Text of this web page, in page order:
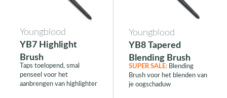
Youngblood
YB7 Highlight
Brush
Taps toelopend, smal
penseel voor het
aanbrengen van highlighter
Youngblood
YB8 Tapered
Blending Brush
SUPER SALE: Blending
Brush voor het blenden van
je oogschaduw